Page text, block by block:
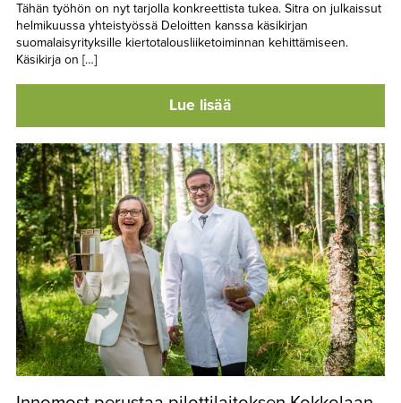
Tähän työhön on nyt tarjolla konkreettista tukea. Sitra on julkaissut
helmikuussa yhteistyössä Deloitten kanssa käsikirjan
suomalaisyrityksille kiertotalousliiketoiminnan kehittämiseen.
Käsikirja on […]
Lue lisää